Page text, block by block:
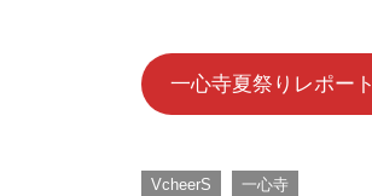
一心寺夏祭りレポート
VcheerS 一心寺